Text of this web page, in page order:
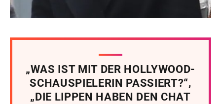
„WAS IST MIT DER HOLLYWOOD-
SCHAUSPIELERIN PASSIERT?“,
„DIE LIPPEN HABEN DEN CHAT